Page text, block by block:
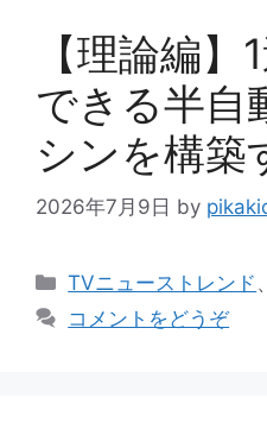
【理論編
できる半自
シンを構築
2026年7月9日 by
カ
TVニューストレンド 、
コメントをどうぞ